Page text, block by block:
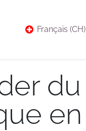
Bl​og Contact
Français (CH)
du
en